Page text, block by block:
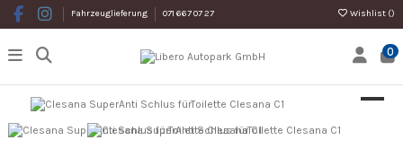
Fahrzeuglieferung 071 667 07 27 Wishlist ()
0